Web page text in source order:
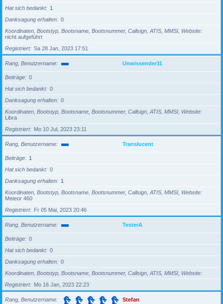
Hat sich bedankt
1
Danksagung erhalten
0
Koordinaten, Bootstyp, Bootsname, Bootsnummer, Callsign, ATIS, MMSI, Website
nicht aufgeführt
Registriert
Sa 28 Jan, 2023 17:51
Rang, Benutzername Unwissender11
Beiträge
0
Hat sich bedankt
0
Danksagung erhalten
0
Koordinaten, Bootstyp, Bootsname, Bootsnummer, Callsign, ATIS, MMSI, Website
Libra
Registriert
Mo 10 Jul, 2023 23:11
Rang, Benutzername Translucent
Beiträge
1
Hat sich bedankt
0
Danksagung erhalten
1
Koordinaten, Bootstyp, Bootsname, Bootsnummer, Callsign, ATIS, MMSI, Website
Meteor 460
Registriert
Fr 05 Mai, 2023 20:46
Rang, Benutzername TesterA
Beiträge
0
Hat sich bedankt
0
Danksagung erhalten
0
Koordinaten, Bootstyp, Bootsname, Bootsnummer, Callsign, ATIS, MMSI, Website
Registriert
Mo 16 Jan, 2023 22:23
Rang, Benutzername Stefan